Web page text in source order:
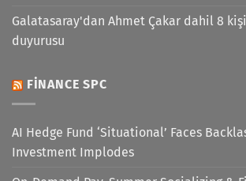
Galatasaray'dan Ahmet Çakar dahil 8
duyurusu
FINANCE SPC
AI Hedge Fund ‘Situational’ Faces
Investment Implodes